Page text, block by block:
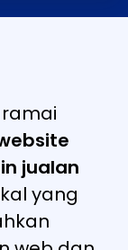
jualan
yang